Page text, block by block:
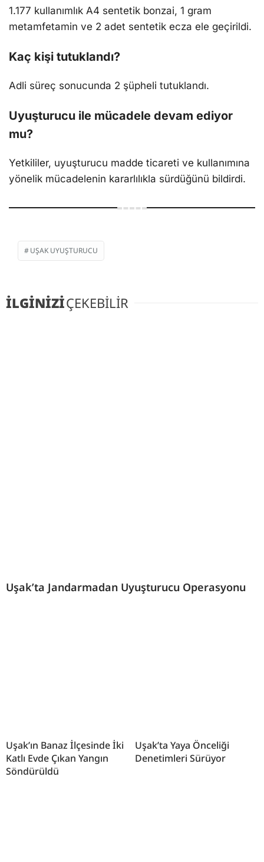
1.177 kullanımlık A4 sentetik bonzai, 1 gram
metamfetamin ve 2 adet sentetik ecza ele geçirildi.
Kaç kişi tutuklandı?
Adli süreç sonucunda 2 şüpheli tutuklandı.
Uyuşturucu ile mücadele devam ediyor
mu?
Yetkililer, uyuşturucu madde ticareti ve kullanımına
yönelik mücadelenin kararlılıkla sürdüğünü bildirdi.
UŞAK UYUŞTURUCU
İLGİNİZİÇEKEBİLİR
Uşak’ta Jandarmadan Uyuşturucu Operasyonu
Uşak’ın Banaz İlçesinde İki
Katlı Evde Çıkan Yangın
Söndürüldü
Uşak’ta Yaya Önceliği
Denetimleri Sürüyor